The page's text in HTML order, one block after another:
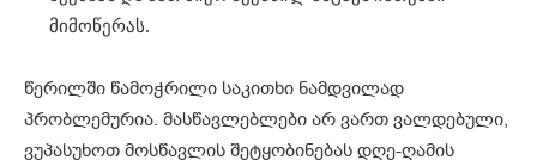
მიმოწერას.
წერილში წამოჭრილი საკითხი ნამდვილად
პრობლემურია. მასწავლებლები არ ვართ ვალდებული,
ვუპასუხოთ მოსწავლის შეტყობინებას დღე-ღამის